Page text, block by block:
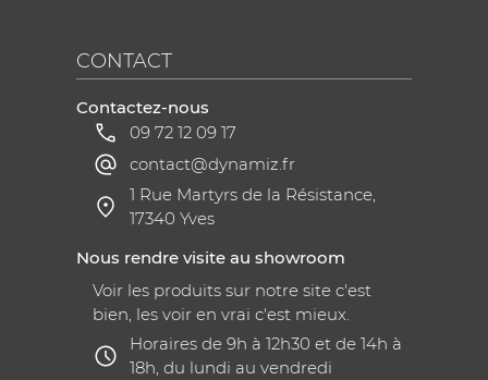
CONTACT
Contactez-nous
09 72 12 09 17
contact@dynamiz.fr
1 Rue Martyrs de la Résistance,
17340 Yves
Nous rendre visite au showroom
Voir les produits sur notre site c'est
bien, les voir en vrai c'est mieux.
Horaires de 9h à 12h30 et de 14h à
18h, du lundi au vendredi